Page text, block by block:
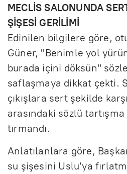
MECLİS SALONUNDA
ŞİŞESİ GERİLİMİ
Edinilen bilgilere göre,
Güner, "Benimle yol
burada içini döksün"
saflaşmaya dikkat çekti.
çıkışlara sert şekilde
arasındaki sözlü tartışma
tırmandı.
Anlatılanlara göre,
su şişesini Uslu’ya